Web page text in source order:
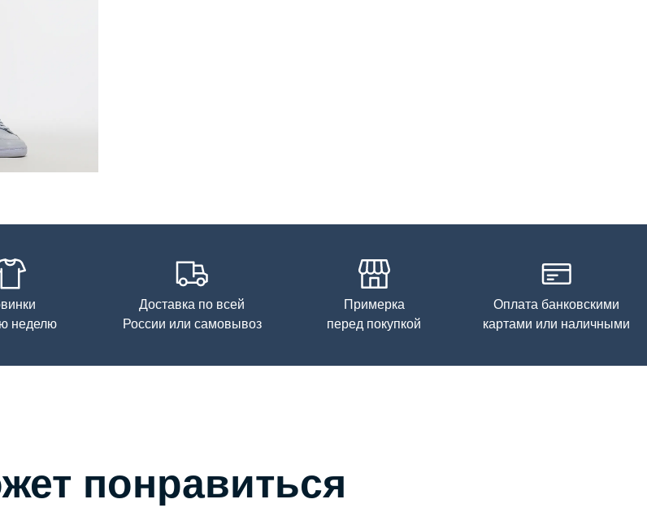
неделю
Доставка по всей
России или самовывоз
Примерка
перед покупкой
Оплата банковскими
картами или наличными
понравиться